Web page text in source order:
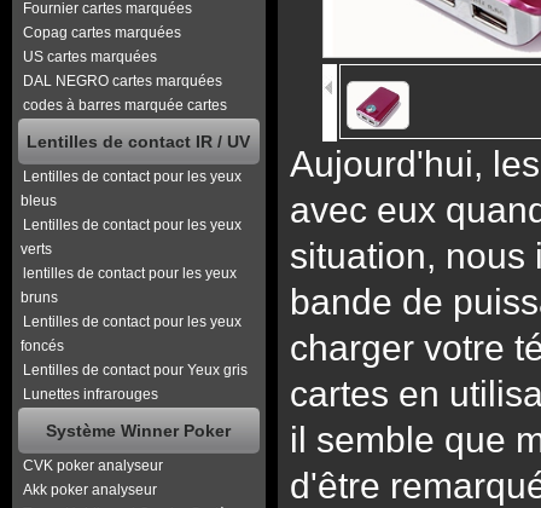
Fournier cartes marquées
Copag cartes marquées
US cartes marquées
DAL NEGRO cartes marquées
codes à barres marquée cartes
Lentilles de contact IR / UV
Lentilles de contact pour les yeux
bleus
Lentilles de contact pour les yeux
verts
lentilles de contact pour les yeux
bruns
Lentilles de contact pour les yeux
foncés
Lentilles de contact pour Yeux gris
Lunettes infrarouges
Système Winner Poker
CVK poker analyseur
Akk poker analyseur
Aujourd'hui,
avec eux
situation, nous
bande de
charger votre
cartes en
il semble que
d'être